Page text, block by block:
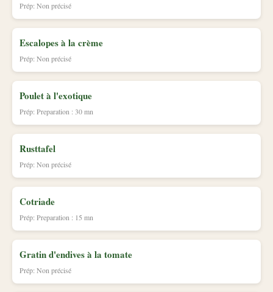
Prép: Non précisé
Escalopes à la crème
Prép: Non précisé
Poulet à l'exotique
Prép: Preparation : 30 mn
Rusttafel
Prép: Non précisé
Cotriade
Prép: Preparation : 15 mn
Gratin d'endives à la tomate
Prép: Non précisé